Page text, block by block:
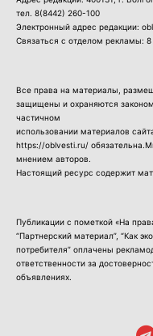
тел. 8(8442) 260-100
Электронный адрес редакции:
Связаться с отделом рекламы: 8
Все права на материалы,
защищены и охраняются
частичном
использовании материалов
https://oblvesti.ru/
мнением авторов.
Настоящий ресурс содержит
Публикации с пометкой «На
“Партнерский материал”, “Как
потребителя” оплачены
ответственности за
объявлениях.